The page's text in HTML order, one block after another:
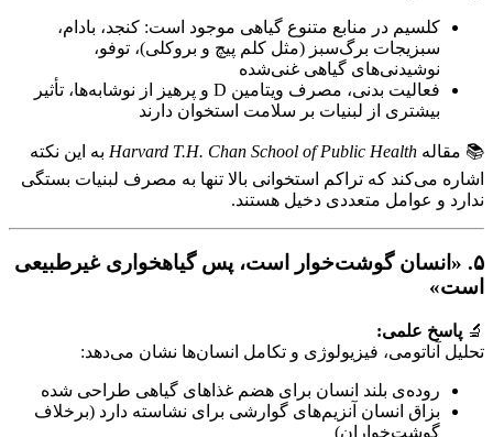
کلسیم در منابع متنوع گیاهی موجود است: کنجد، بادام،
سبزیجات برگ‌سبز (مثل کلم پیچ و بروکلی)، توفو،
نوشیدنی‌های گیاهی غنی‌شده
فعالیت بدنی، مصرف ویتامین D و پرهیز از نوشابه‌ها، تأثیر
بیشتری از لبنیات بر سلامت استخوان دارند
📚 مقاله Harvard T.H. Chan School of Public Health به این نکته
اشاره می‌کند که تراکم استخوانی بالا تنها به مصرف لبنیات بستگی
ندارد و عوامل متعددی دخیل هستند.
۵. «انسان گوشت‌خوار است، پس گیاهخواری غیرطبیعی
است»
🔬 پاسخ علمی:
تحلیل آناتومی، فیزیولوژی و تکامل انسان‌ها نشان می‌دهد:
روده‌ی بلند انسان برای هضم غذاهای گیاهی طراحی شده
بزاق انسان آنزیم‌های گوارشی برای نشاسته دارد (برخلاف
گوشت‌خواران)